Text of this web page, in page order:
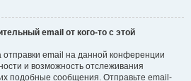
email от кого-то с этой
email на данной конференции
и возможность отслеживания
подобные сообщения. Отправьте email-